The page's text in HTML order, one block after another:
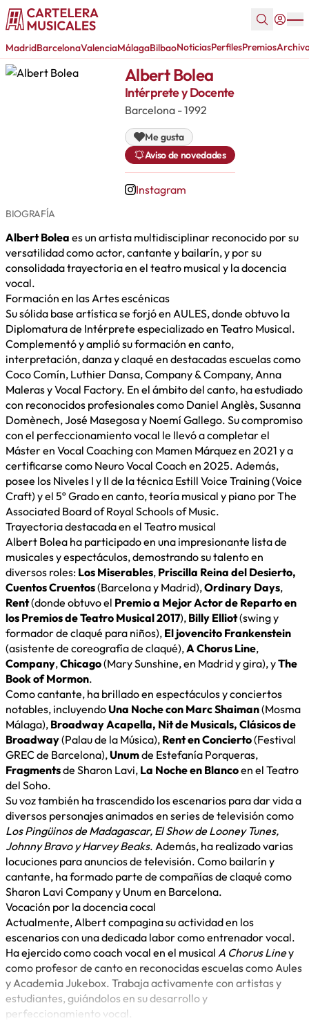
MadridBarcelonaValenciaMálagaBilbaoNoticiasPerfilesPremios
Albert Bolea
Intérprete y Docente
Barcelona - 1992
Me gusta
Aviso de novedades
Instagram
BIOGRAFÍA
Albert Bolea es un artista multidisciplinar reconocido por su
versatilidad como actor, cantante y bailarín, y por su
consolidada trayectoria en el teatro musical y la docencia
vocal.
Formación en las Artes escénicas
Su sólida base artística se forjó en AULES, donde obtuvo la
Diplomatura de Intérprete especializado en Teatro Musical.
Complementó y amplió su formación en canto,
interpretación, danza y claqué en destacadas escuelas como
Coco Comín, Luthier Dansa, Company & Company, Anna
Maleras y Vocal Factory. En el ámbito del canto, ha estudiado
con reconocidos profesionales como Daniel Anglès, Susanna
Domènech, José Masegosa y Noemí Gallego. Su compromiso
con el perfeccionamiento vocal le llevó a completar el
Máster en Vocal Coaching con Mamen Márquez en 2021 y a
certificarse como Neuro Vocal Coach en 2025. Además,
posee los Niveles I y II de la técnica Estill Voice Training (Voice
Craft) y el 5º Grado en canto, teoría musical y piano por The
Associated Board of Royal Schools of Music.
Trayectoria destacada en el Teatro musical
Albert Bolea ha participado en una impresionante lista de
musicales y espectáculos, demostrando su talento en
diversos roles: Los Miserables, Priscilla Reina del Desierto,
Cuentos Cruentos(Barcelona y Madrid),Ordinary Days,
Rent(donde obtuvo el Premio a Mejor Actor de Reparto en
los Premios de Teatro Musical 2017), Billy Elliot(swing y
formador de claqué para niños), El jovencito Frankenstein
(asistente de coreografía de claqué),A Chorus Line,
Company,Chicago(Mary Sunshine, en Madrid y gira), yThe
Book of Mormon.
Como cantante, ha brillado en espectáculos y conciertos
notables, incluyendoUna Noche con Marc Shaiman(Mosma
Málaga), Broadway Acapella, Nit de Musicals, Clásicos de
Broadway(Palau de la Música), Rent en Concierto(Festival
GREC de Barcelona),Unumde Estefanía Porqueras,
Fragmentsde Sharon Lavi, La Noche en Blancoen el Teatro
del Soho.
Su voz también ha trascendido los escenarios para dar vida a
diversos personajes animados en series de televisión como
Los Pingüinos de Madagascar, El Show de Looney Tunes,
Johnny Bravo y Harvey Beaks. Además, ha realizado varias
locuciones para anuncios de televisión. Como bailarín y
cantante, ha formado parte de compañías de claqué como
Sharon Lavi Company y Unum en Barcelona.
Vocación por la docencia cocal
Actualmente, Albert compagina su actividad en los
escenarios con una dedicada labor como entrenador vocal.
Ha ejercido como coach vocal en el musical A Chorus Liney
como profesor de canto en reconocidas escuelas como Aules
y Academia Jukebox. Trabaja activamente con artistas y
estudiantes, guiándolos en su desarrollo y
perfeccionamiento vocal.